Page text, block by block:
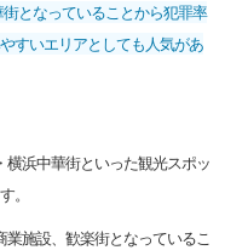
となっていることから犯罪率
すいエリアとしても人気があ
浜中華街といった観光スポッ
。
施設、歓楽街となっているこ